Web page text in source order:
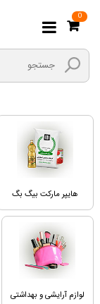
0
هایپر مارکت بیگ بگ
لوازم آرایشی و بهداشتی